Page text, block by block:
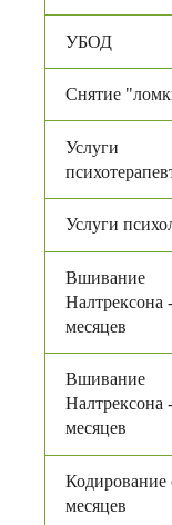
УБОД
Снятие
Услуги
Услуги
Вшивание
Налтрексона
месяцев
Вшивание
Налтрексона
месяцев
Кодирование
месяцев